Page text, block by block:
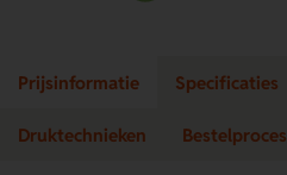
Prijsinformatie Specificaties
Druktechnieken Bestelproces